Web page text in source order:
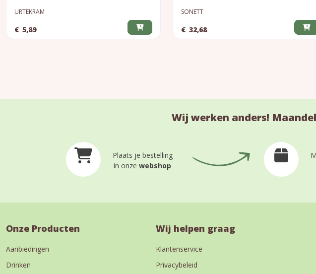
URTEKRAM
€ 5,89
SONETT
€ 32,68
Wij werken anders!
Plaats je bestelling
in onze webshop
Onze Producten
Aanbiedingen
Drinken
Wij helpen graag
Klantenservice
Privacybeleid